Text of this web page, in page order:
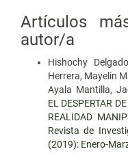
Artículos
autor/a
Hishochy
Herrera, Mayelin
Ayala Mantilla,
EL DESPERTAR
REALIDAD
Revista de
(2019): Enero-